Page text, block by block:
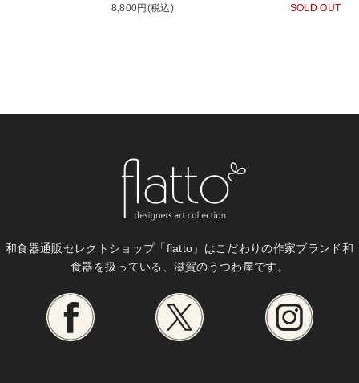
8,800円(税込) SOLD OUT
和食器通販セレクトショップ「flatto」はこだわりの作家ブランド和
食器を扱っている、滋賀のうつわ屋です。